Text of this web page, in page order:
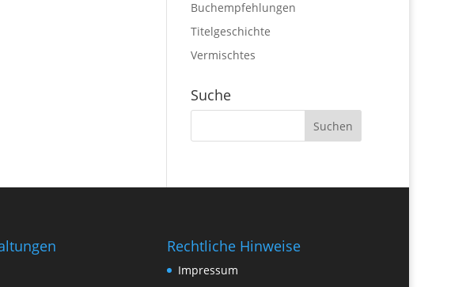
Buchempfehlungen
Titelgeschichte
Vermischtes
Suche
Rechtliche Hinweise
Impressum